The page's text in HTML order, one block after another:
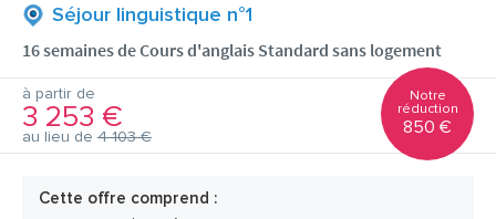
Séjour linguistique n°1
16 semaines de Cours d'anglais Standard sans logement
à partir de
3 253 €
au lieu de 4 103 €
Notre
réduction
850 €
Cette offre comprend :